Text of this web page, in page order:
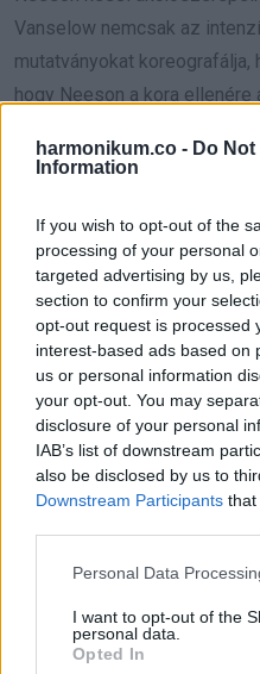
harmonikum.co - Do
Information
If you wish to opt-out of the
processing of your personal
targeted advertising by us,
section to confirm your
opt-out request is processed
interest-based ads based on
us or personal information
your opt-out. You may
disclosure of your personal
IAB’s list of downstream
also be disclosed by us to
Downstream Participants that
Please note that this
not limited to your visit or
grant or deny consent to
use your data for below
Personal Data
I want to opt-out of the
personal data.
Opted In
Vanselow nemcsak az
mutatványokat
hogy Neeson a kora
megvívja értem a harci
Az Oscar-díjra jelölt színész
év végén. Szerintem ennyi.”
Ám úgy tűnik, hogy a sztár
ezúttal vígjátéksztárként.
Nemrég fejezte be a
1988-as bűnügyi hamis
A 2025-ben mozikba kerülő
zsarut alakítja – akit
Baywatchszépsége, Pamela